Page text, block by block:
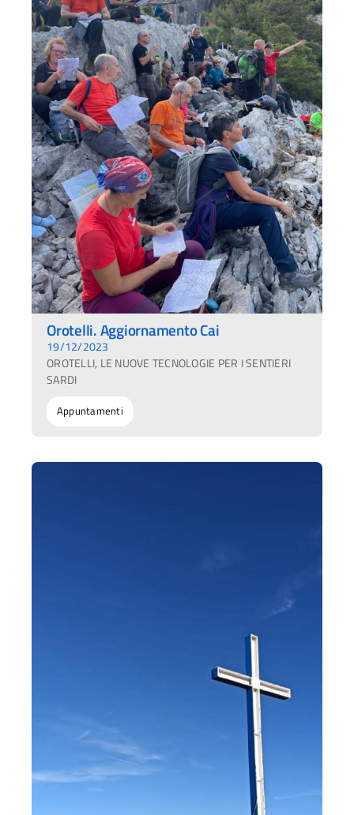
Orotelli. Aggiornamento Cai
19/12/2023
OROTELLI, LE NUOVE TECNOLOGIE PER I SENTIERI
SARDI
Appuntamenti